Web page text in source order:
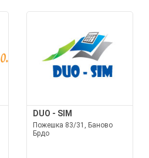
DUO - SIM
Пожешка 83/31, Баново
Брдо